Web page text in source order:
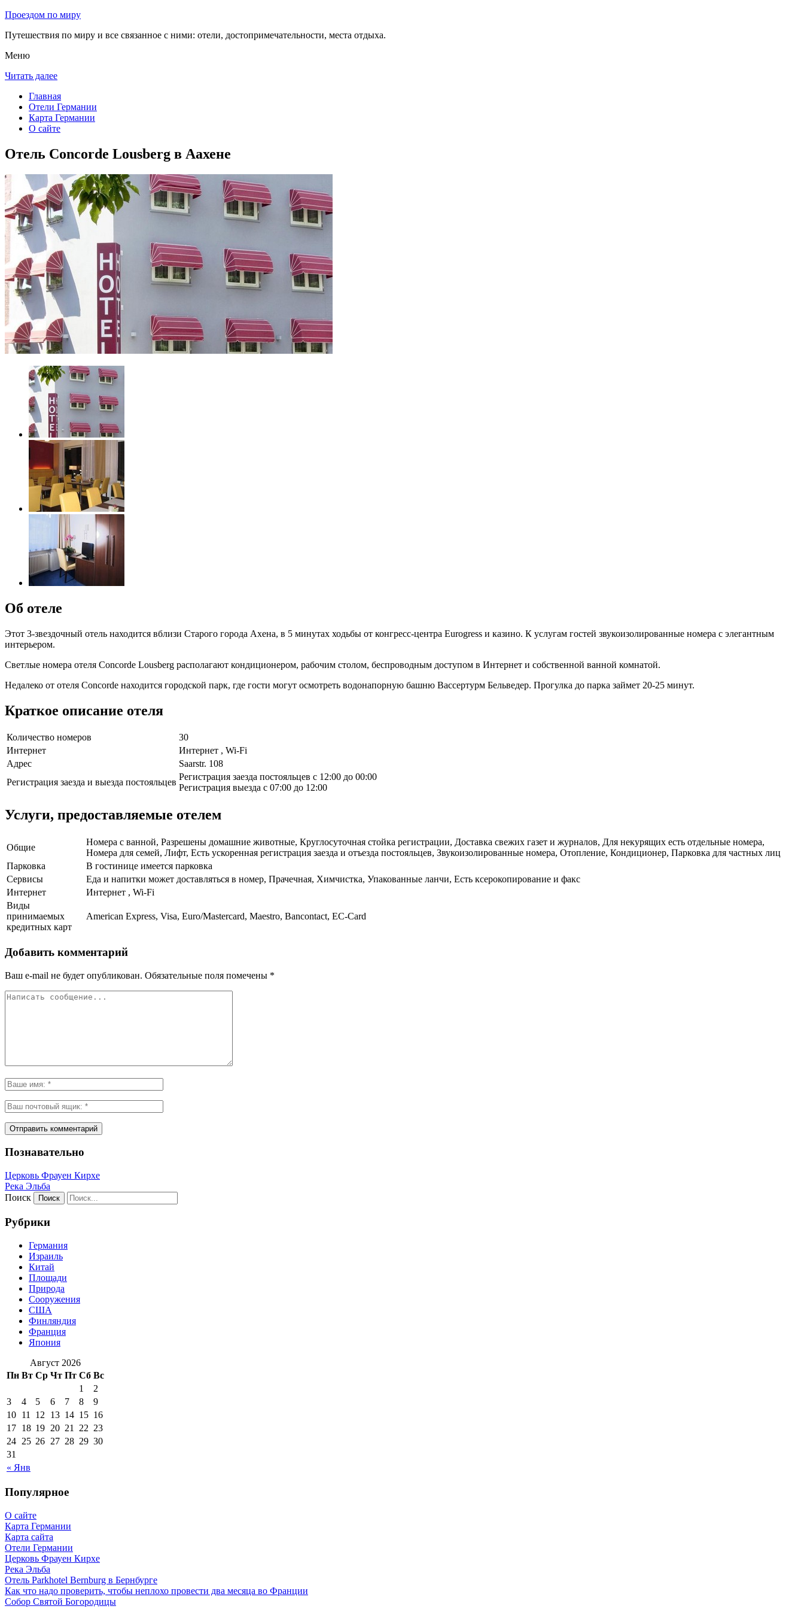
Проездом по миру
Путешествия по миру и все связанное с ними: отели, достопримечательности, места отдыха.
Меню
Читать далее
Главная
Отели Германии
Карта Германии
О сайте
Отель Concorde Lousberg в Аахене
Об отеле
Этот 3-звездочный отель находится вблизи Старого города Ахена, в 5 минутах ходьбы от конгресс-центра Eurogress и казино. К услугам гостей звукоизолированные номера с элегантным
интерьером.
Светлые номера отеля Concorde Lousberg располагают кондиционером, рабочим столом, беспроводным доступом в Интернет и собственной ванной комнатой.
Недалеко от отеля Concorde находится городской парк, где гости могут осмотреть водонапорную башню Вассертурм Бельведер. Прогулка до парка займет 20-25 минут.
Краткое описание отеля
Количество номеров
30
Интернет
Интернет , Wi-Fi
Адрес
Saarstr. 108
Регистрация заезда и выезда постояльцев
Регистрация заезда постояльцев с 12:00 до 00:00
Регистрация выезда с 07:00 до 12:00
Услуги, предоставляемые отелем
Общие
Номера с ванной, Разрешены домашние животные, Круглосуточная стойка регистрации, Доставка свежих газет и журналов, Для некурящих есть отдельные номера,
Номера для семей, Лифт, Есть ускоренная регистрация заезда и отъезда постояльцев, Звукоизолированные номера, Отопление, Кондиционер, Парковка для частных лиц
Парковка
В гостинице имеется парковка
Сервисы
Еда и напитки может доставляться в номер, Прачечная, Химчистка, Упакованные ланчи, Есть ксерокопирование и факс
Интернет
Интернет , Wi-Fi
Виды
принимаемых
кредитных карт
American Express, Visa, Euro/Mastercard, Maestro, Bancontact, EC-Card
Добавить комментарий
Ваш e-mail не будет опубликован. Обязательные поля помечены *
Познавательно
Церковь Фрауен Кирхе
Река Эльба
Поиск
Рубрики
Германия
Израиль
Китай
Площади
Природа
Сооружения
США
Финляндия
Франция
Япония
Август 2026
Пн Вт Ср Чт Пт Сб Вс
« Янв
1
2
3
4 5 6 7 8
9
10 11 12 13 14 15 16
17 18 19 20 21 22 23
24 25 26 27 28 29 30
31
Популярное
О сайте
Карта Германии
Карта сайта
Отели Германии
Церковь Фрауен Кирхе
Река Эльба
Отель Parkhotel Bernburg в Бернбурге
Как что надо проверить, чтобы неплохо провести два месяца во Франции
Собор Святой Богородицы